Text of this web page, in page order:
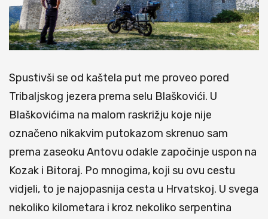
Spustivši se od kaštela put me proveo pored
Tribaljskog jezera prema selu Blaškovići. U
Blaškovićima na malom raskrižju koje nije
označeno nikakvim putokazom skrenuo sam
prema zaseoku Antovu odakle započinje uspon na
Kozak i Bitoraj. Po mnogima, koji su ovu cestu
vidjeli, to je najopasnija cesta u Hrvatskoj. U svega
nekoliko kilometara i kroz nekoliko serpentina